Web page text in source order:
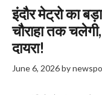
इंदौर मेट्रो का
चौराहा तक
दायरा!
June 6, 2026by